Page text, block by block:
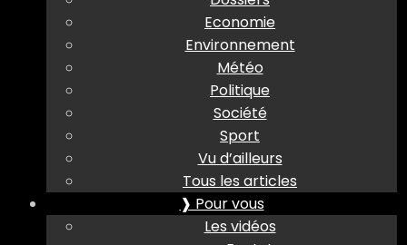
Economie
Environnement
Météo
Politique
Société
Sport
Vu d’ailleurs
Tous les articles
❱ Pour vous
Les vidéos